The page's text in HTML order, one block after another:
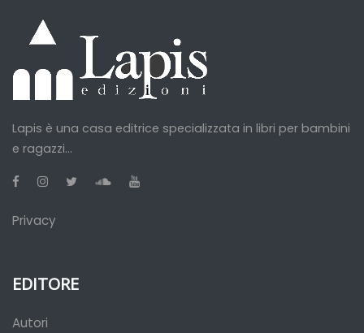
Lapis è una casa editrice specializzata in libri per bambini
e ragazzi...
Privacy
EDITORE
Autori